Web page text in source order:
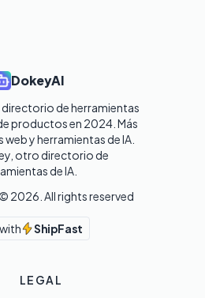
DokeyAI
directorio de herramientas
productos en 2024. Más
y herramientas de IA.
otro directorio de
de IA.
2026 . All rights reserved
ShipFast
LEGAL